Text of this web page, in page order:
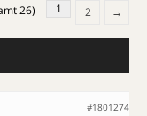
26) 1 2 →
#1801274